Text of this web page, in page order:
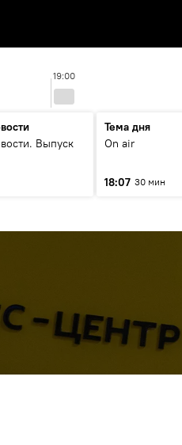
19:00
Выпуск
Тема дня
On air
18:07 30 мин